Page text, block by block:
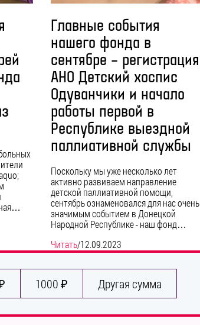
Главные события
нашего фонда в
сентябре – регистрация
АНО Детский хоспис
Одуванчики и начало
работы первой в
Республике выездной
паллиативной службы
Поскольку мы уже несколько лет
активно развиваем направление
детской паллиативной помощи,
сентябрь ознаменовался для нас очень
значимым событием в Донецкой
Народной Республике - наш фонд…
Читать/12.09.2023
1000 ₽ Другая сумма